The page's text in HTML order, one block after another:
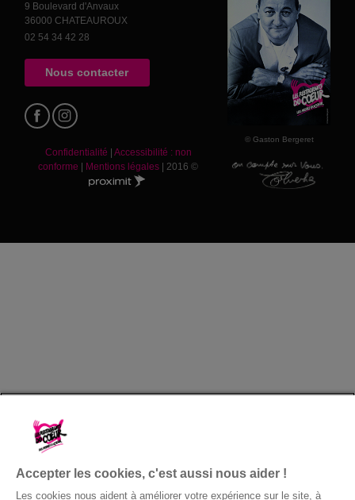
9 Boulevard d'Anvaux
36000 CHATEAUROUX
02 54 34 42 28
Nous contacter
Confidentialité | Accessibilité : non
conforme | Mentions légales | 2016 ©
© Gaston Bergeret
Accepter les cookies, c'est aussi nous aider !
Les cookies nous aident à améliorer votre expérience sur le site, à